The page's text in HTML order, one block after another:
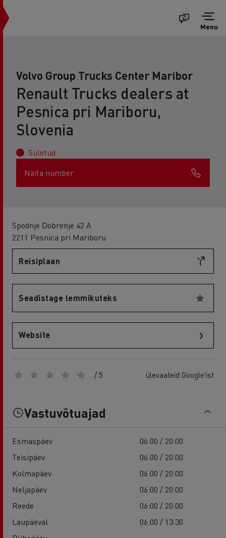
Menu
Volvo Group Trucks Center Maribor
Renault Trucks dealers at
Pesnica pri Mariboru,
Slovenia
Suletud
Näita number
Spodnje Dobrenje 42 A
2211 Pesnica pri Mariboru
Reisiplaan
Seadistage lemmikuteks
Website
/ 5 ülevaateid Google'ist
Vastuvõtuajad
Esmaspäev
06:00 / 20:00
Teisipäev
06:00 / 20:00
Kolmapäev
06:00 / 20:00
Neljapäev
06:00 / 20:00
Reede
06:00 / 20:00
Laupäeval
06:00 / 13:30